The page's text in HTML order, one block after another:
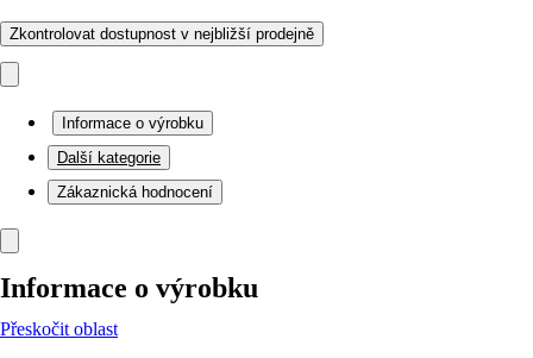
Zkontrolovat dostupnost v nejbližší prodejně
Informace o výrobku
Další kategorie
Zákaznická hodnocení
Informace o výrobku
Přeskočit oblast